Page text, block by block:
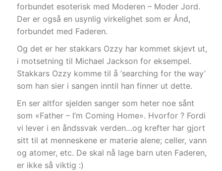
forbundet esoterisk med Moderen – Moder Jord.
Der er også en usynlig virkelighet som er Ånd,
forbundet med Faderen.
Og det er her stakkars Ozzy har kommet skjevt ut,
i motsetning til Michael Jackson for eksempel.
Stakkars Ozzy komme til å ‘searching for the way’
som han sier i sangen inntil han finner ut dette.
En ser altfor sjelden sanger som heter noe sånt
som «Father – I’m Coming Home». Hvorfor ? Fordi
vi lever i en åndssvak verden…og krefter har gjort
sitt til at menneskene er materie alene; celler, vann
og atomer, etc. De skal nå lage barn uten Faderen,
er ikke så viktig :)